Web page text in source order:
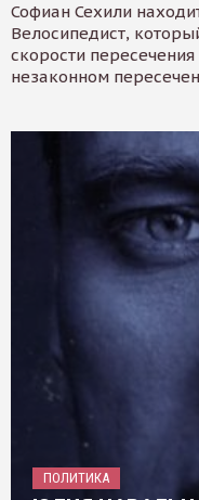
Софиан Сехили
Велосипедист,
скорости
незаконном
ПОЛИТИКА